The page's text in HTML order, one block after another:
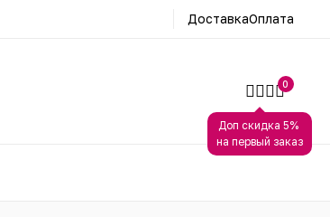
ДоставкаОплата
Доп скидка 5%
на первый заказ
0